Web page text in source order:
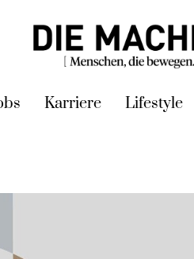
Karriere Lifestyle